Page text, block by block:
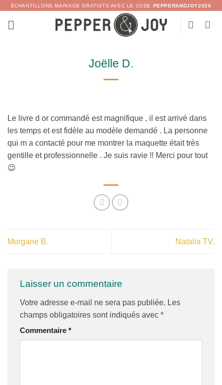
Passer
contenu
ÉCHANTILLONS MARIAGE GRATUITS AVEC LE CODE PEPPERANDJOY2026
Joëlle D.
Le livre d or commandé est magnifique , il est arrivé dans
les temps et est fidèle au modèle demandé . La personne
qui m a contacté pour me montrer la maquette était très
gentille et professionnelle . Je suis ravie !! Merci pour tout
😉
Morgane B. Natalia TV.
Laisser un commentaire
Votre adresse e-mail ne sera pas publiée. Les
champs obligatoires sont indiqués avec *
Commentaire *